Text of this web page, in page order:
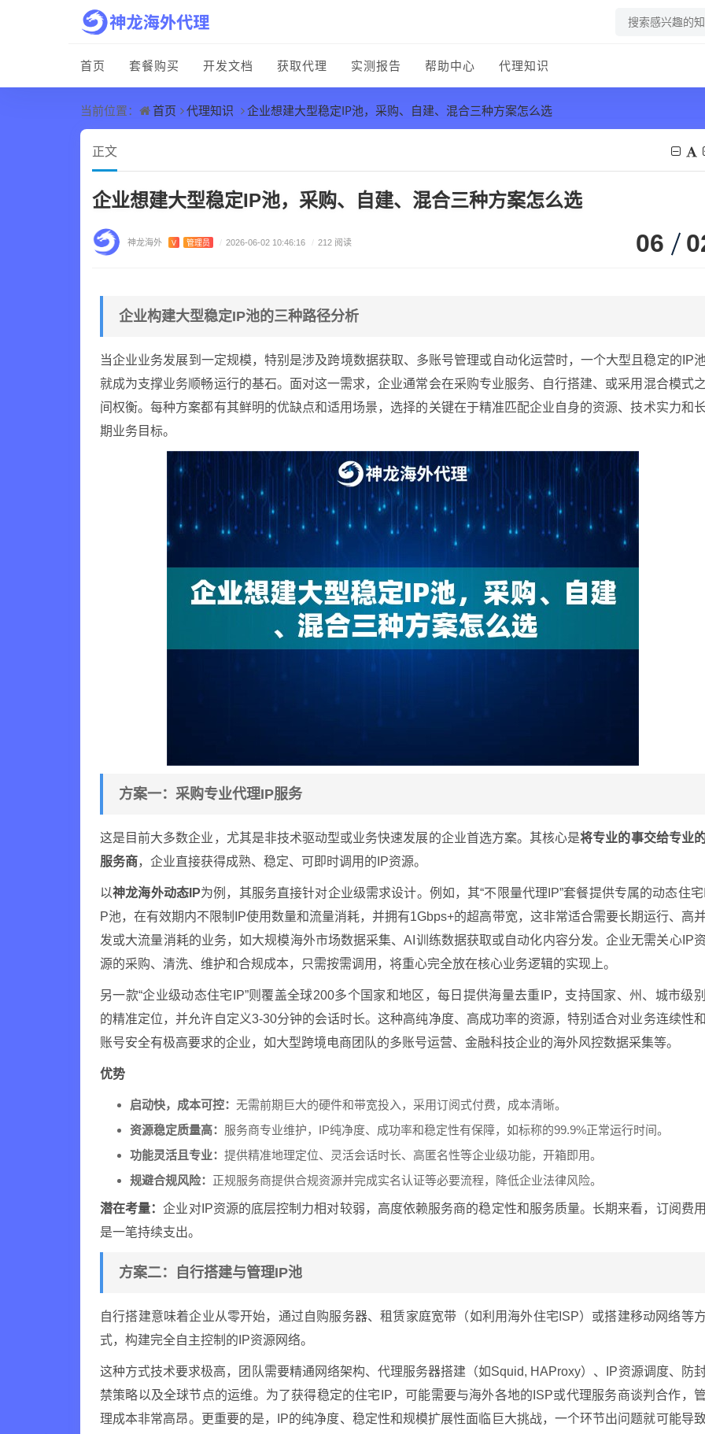
首页 套餐购买 开发文档 获取代理 实测报告 帮助中心 代理知识
当前位置： 首页 代理知识 企业想建大型稳定IP池，采购、自建、混合三种方案怎么选
正文
企业想建大型稳定IP池，采购、自建、混合三种方案怎么选
神龙海外 V 管理员 / 2026-06-02 10:46:16 / 212 阅读 06
企业构建大型稳定IP池的三种路径分析
当企业业务发展到一定规模，特别是涉及跨境数据获取、多账号管理或自动化运营时，一个大型且稳定的IP
就成为支撑业务顺畅运行的基石。面对这一需求，企业通常会在采购专业服务、自行搭建、或采用混合模式
间权衡。每种方案都有其鲜明的优缺点和适用场景，选择的关键在于精准匹配企业自身的资源、技术实力和
期业务目标。
方案一：采购专业代理IP服务
这是目前大多数企业，尤其是非技术驱动型或业务快速发展的企业首选方案。其核心是将专业的事交给专业
服务商，企业直接获得成熟、稳定、可即时调用的IP资源。
以神龙海外动态IP为例，其服务直接针对企业级需求设计。例如，其“不限量代理IP”套餐提供专属的动态住宅
P池，在有效期内不限制IP使用数量和流量消耗，并拥有1Gbps+的超高带宽，这非常适合需要长期运行、高
发或大流量消耗的业务，如大规模海外市场数据采集、AI训练数据获取或自动化内容分发。企业无需关心IP
源的采购、清洗、维护和合规成本，只需按需调用，将重心完全放在核心业务逻辑的实现上。
另一款“企业级动态住宅IP”则覆盖全球200多个国家和地区，每日提供海量去重IP，支持国家、州、城市级
的精准定位，并允许自定义3-30分钟的会话时长。这种高纯净度、高成功率的资源，特别适合对业务连续性
账号安全有极高要求的企业，如大型跨境电商团队的多账号运营、金融科技企业的海外风控数据采集等。
优势
启动快，成本可控： 无需前期巨大的硬件和带宽投入，采用订阅式付费，成本清晰。
资源稳定质量高： 服务商专业维护，IP纯净度、成功率和稳定性有保障，如标称的99.9%正常运行时间。
功能灵活且专业： 提供精准地理定位、灵活会话时长、高匿名性等企业级功能，开箱即用。
规避合规风险： 正规服务商提供合规资源并完成实名认证等必要流程，降低企业法律风险。
潜在考量：企业对IP资源的底层控制力相对较弱，高度依赖服务商的稳定性和服务质量。长期来看，订阅费
是一笔持续支出。
方案二：自行搭建与管理IP池
自行搭建意味着企业从零开始，通过自购服务器、租赁家庭宽带（如利用海外住宅ISP）或搭建移动网络等
式，构建完全自主控制的IP资源网络。
这种方式技术要求极高，团队需要精通网络架构、代理服务器搭建（如Squid, HAProxy）、IP资源调度、防
禁策略以及全球节点的运维。为了获得稳定的住宅IP，可能需要与海外各地的ISP或代理服务商谈判合作，
理成本非常高昂。更重要的是，IP的纯净度、稳定性和规模扩展性面临巨大挑战，一个环节出问题就可能导